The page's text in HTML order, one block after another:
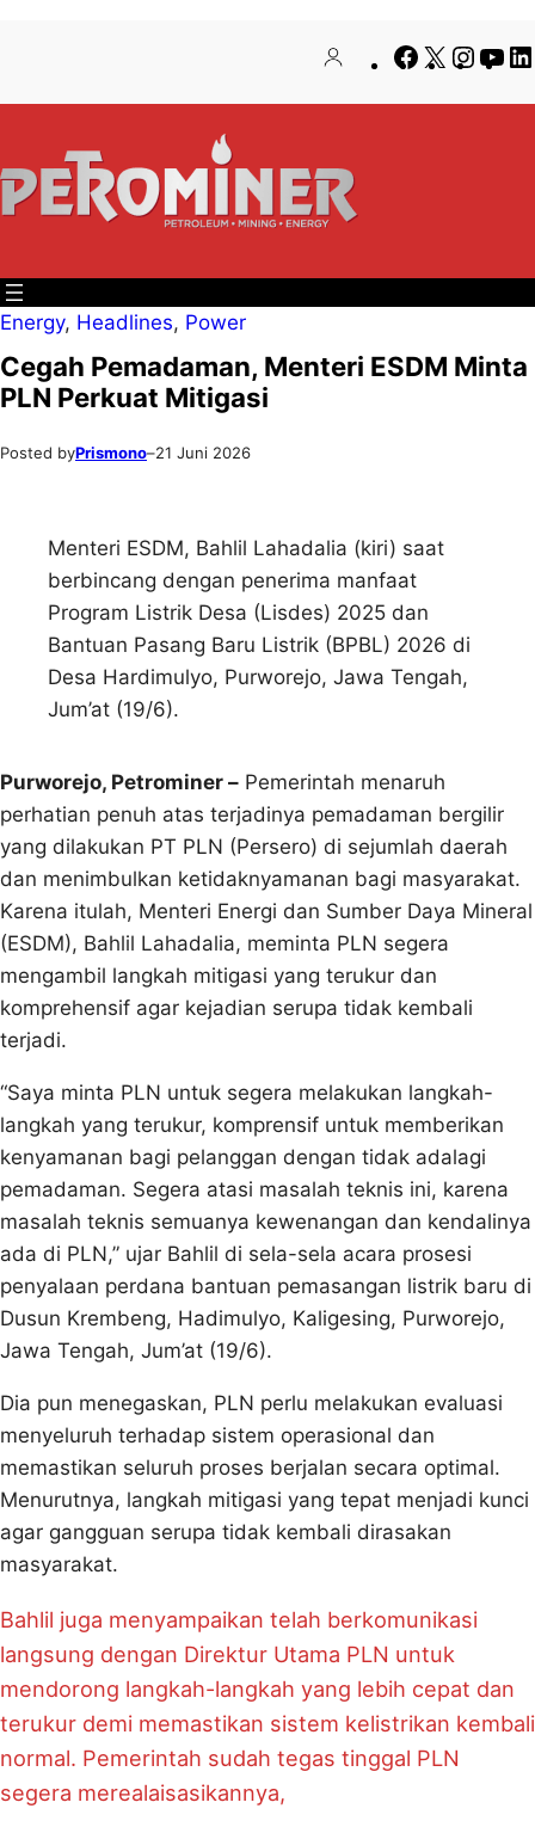
konten
content
Facebook
X
Energy, Headlines, Power
Cegah Pemadaman, Menteri ESDM Minta
PLN Perkuat Mitigasi
Posted byPrismono–21 Juni 2026
Menteri ESDM, Bahlil Lahadalia (kiri) saat
berbincang dengan penerima manfaat
Program Listrik Desa (Lisdes) 2025 dan
Bantuan Pasang Baru Listrik (BPBL) 2026 di
Desa Hardimulyo, Purworejo, Jawa Tengah,
Jum’at (19/6).
Purworejo, Petrominer – Pemerintah menaruh
perhatian penuh atas terjadinya pemadaman bergilir
yang dilakukan PT PLN (Persero) di sejumlah daerah
dan menimbulkan ketidaknyamanan bagi masyarakat.
Karena itulah, Menteri Energi dan Sumber Daya Mineral
(ESDM), Bahlil Lahadalia, meminta PLN segera
mengambil langkah mitigasi yang terukur dan
komprehensif agar kejadian serupa tidak kembali
terjadi.
“Saya minta PLN untuk segera melakukan langkah-
langkah yang terukur, komprensif untuk memberikan
kenyamanan bagi pelanggan dengan tidak adalagi
pemadaman. Segera atasi masalah teknis ini, karena
masalah teknis semuanya kewenangan dan kendalinya
ada di PLN,” ujar Bahlil di sela-sela acara prosesi
penyalaan perdana bantuan pemasangan listrik baru di
Dusun Krembeng, Hadimulyo, Kaligesing, Purworejo,
Jawa Tengah, Jum’at (19/6).
Dia pun menegaskan, PLN perlu melakukan evaluasi
menyeluruh terhadap sistem operasional dan
memastikan seluruh proses berjalan secara optimal.
Menurutnya, langkah mitigasi yang tepat menjadi kunci
agar gangguan serupa tidak kembali dirasakan
masyarakat.
Bahlil juga menyampaikan telah berkomunikasi
langsung dengan Direktur Utama PLN untuk
mendorong langkah-langkah yang lebih cepat dan
terukur demi memastikan sistem kelistrikan kembali
normal. Pemerintah sudah tegas tinggal PLN
segera merealaisasikannya,